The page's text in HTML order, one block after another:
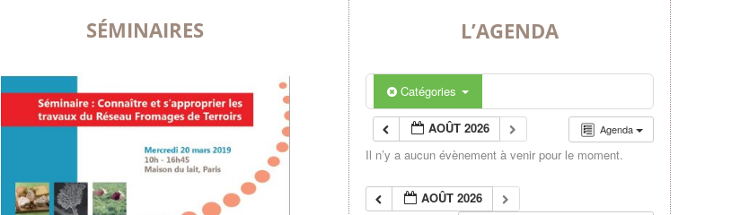
SÉMINAIRES L’AGENDA
Catégories
Agenda
AOÛT 2026
Il n’y a aucun évènement à venir pour le moment.
AOÛT 2026